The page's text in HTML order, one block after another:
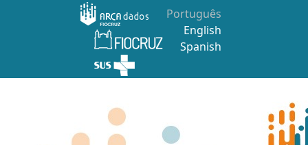
Pular para o conteúdo principalPortuguês
English
Spanish